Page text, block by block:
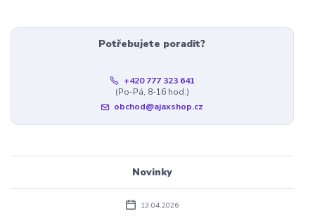
Potřebujete poradit?
+420 777 323 641
(Po-Pá, 8-16 hod.)
obchod@ajaxshop.cz
Novinky
13.04.2026